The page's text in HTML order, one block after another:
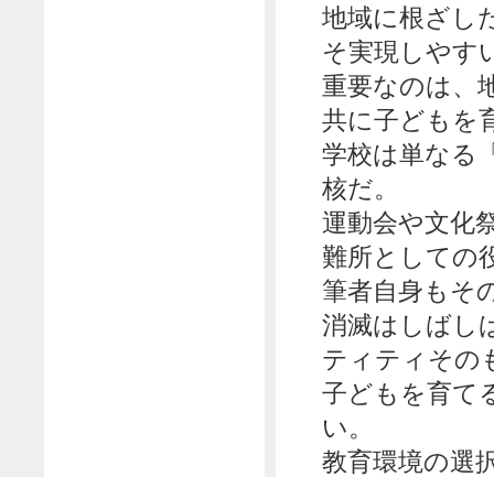
地域に根ざし
そ実現しやす
重要なのは、
共に子どもを
学校は単なる
核だ。
運動会や文化
難所としての
筆者自身もそ
消滅はしばし
ティティその
子どもを育て
い。
教育環境の選